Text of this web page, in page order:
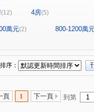
力霸倫敦城劍橋區
千禧新城 明德路 (1)
(1) 民安西路(1) 介壽路
(12) 4房(5)
萬元(2)
800-1200萬
排序：
頁 1 下一頁 到第